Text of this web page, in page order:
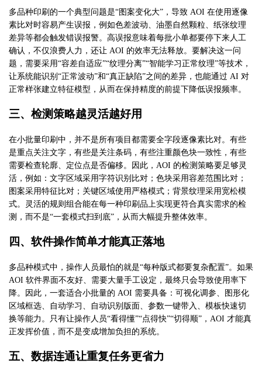
多品种印刷的一个典型问题是“图案变化大”，导致 AOI 在使用逐像
素比对时容易产生误报，例如色差波动、油墨自然颗粒、纸张纹理
差异等都会触发错误报警。高误报意味着每批小单都要停下来人工
确认，不仅浪费人力，还让 AOI 的效率无法释放。要解决这一问
题，需要采用“容差自适应”“纹理分离”“智能学习正常纹理”等技术，
让系统能识别“正常波动”和“真正缺陷”之间的差异，也能通过 AI 对
正常样张建立特征模型，从而在保持精度的前提下降低误报频率。
三、 检测策略越灵活越好用
在小批量印刷中，并不是所有项目都需要全字段逐像素比对。有些
是重点关注文字，有些是关注条码，有些注重颜色块一致性，有些
需要检查轮廓、定位点是否偏移。因此， AOI 的检测策略要足够灵
活，例如：文字区域采用字符识别比对；色块采用容差范围比对；
图案采用特征比对；关键区域使用严格模式；背景纹理采用宽松模
式。灵活的规则组合能在每一种印刷品上实现更符合真实需求的检
测，而不是“一套模式扫到底”，从而大幅提升整体效率。
四、 软件操作简单才能真正落地
多品种模式中，操作人员最怕的就是“每种版式都要复杂配置”。如果
AOI 软件界面不友好、需要大量手工设定，最终只会导致使用率下
降。因此，一套适合小批量的 AOI 需要具备：可视化调参、图形化
区域框选、自动学习、自动识别版面、参数一键带入、模板快速切
换等能力。只有让操作人员“看得懂”“点得快”“切得顺”，AOI 才能真
正发挥价值，而不是变成增加负担的系统。
五、 数据连通让重复任务更省力